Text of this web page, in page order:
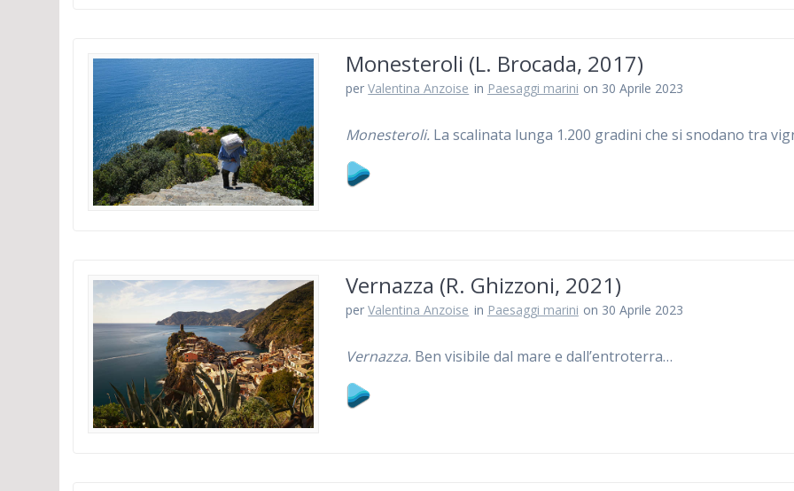
Monesteroli (L. Brocada, 2017)
perValentina Anzoise in Paesaggi marini on 30 Aprile 2023
Monesteroli. La scalinata lunga 1.200 gradini che si snodano tra
Vernazza (R. Ghizzoni, 2021)
perValentina Anzoise in Paesaggi marini on 30 Aprile 2023
Vernazza. Ben visibile dal mare e dall’entroterra…